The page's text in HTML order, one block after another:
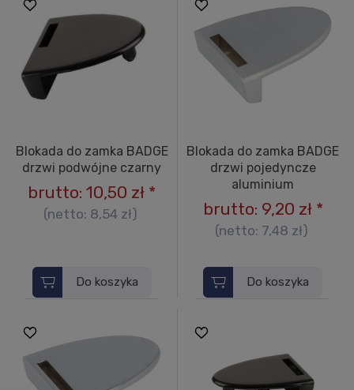
Blokada do zamka BADGE
drzwi podwójne czarny
brutto: 10,50 zł *
(netto: 8,54 zł)
Do koszyka
Blokada do zamka BADGE
drzwi pojedyncze
aluminium
brutto: 9,20 zł*
(netto: 7,48 zł)
Do koszyka